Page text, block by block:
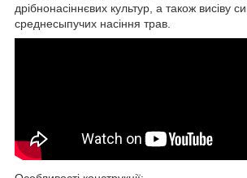
дрібнонасіннєвих культур, а також висіву
среднесыпучих насіння трав.